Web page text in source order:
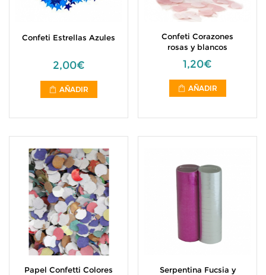
Confeti Estrellas Azules
2,00€
AÑADIR
Confeti Corazones
rosas y blancos
1,20€
AÑADIR
Papel Confetti Colores
Serpentina Fucsia y